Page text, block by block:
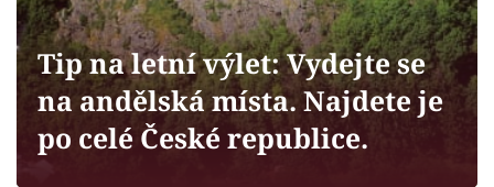
Sledujte prima+
Filmový festival Karlovy Vary
Tip na letní výlet: Vydejte se
na andělská místa. Najdete je
po celé České republice.